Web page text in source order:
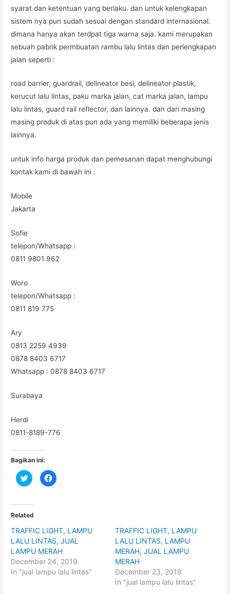
syarat dan ketentuan yang berlaku. dan untuk kelengkapan
sistem nya pun sudah sesuai dengan standard internasional.
dimana hanya akan terdpat tiga warna saja. kami merupakan
sebuah pabrik permbuatan rambu lalu lintas dan perlengkapan
jalan seperti :
road barrier, guardrail, delineator besi, delineator plastik,
kerucut lalu lintas, paku marka jalan, cat marka jalan, lampu
lalu lintas, guard rail reflector, dan lainnya. dan dari masing
masing produk di atas pun ada yang memiliki beberapa jenis
lainnya.
untuk info harga produk dan pemesanan dapat menghubungi
kontak kami di bawah ini :
Mobile
Jakarta
Sofie
telepon/Whatsapp :
0811 9801 962
Woro
telepon/Whatsapp :
0811 819 775
Ary
0813 2259 4939
0878 8403 6717
Whatsapp : 0878 8403 6717
Surabaya
Herdi
0811-8189-776
Bagikan ini:
C
l
t
o
s
h
a
r
e
o
n
T
w
i
C
l
h
a
r
e
o
n
F
a
c
Related
TRAFFIC LIGHT, LAMPU
LALU LINTAS, JUAL
LAMPU MERAH
December 24, 2019
In "jual lampu lalu lintas"
TRAFFIC LIGHT, LAMPU
LALU LINTAS, LAMPU
MERAH, JUAL LAMPU
MERAH
December 23, 2019
In "jual lampu lalu lintas"